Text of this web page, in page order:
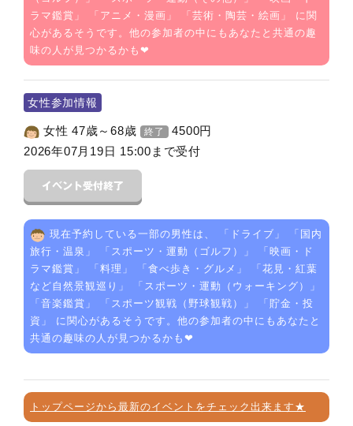
ラマ鑑賞 」 「 アニメ・漫画 」 「 芸術・陶芸・絵画 」 に関
心があるそうです。他の参加者の中にもあなたと共通の趣
味の人が見つかるかも❤
女性参加情報
女性 47歳～68歳 終了 4500円
2026年07月19日 15:00まで受付
現在予約している一部の男性は、 「 ドライブ 」 「 国内
旅行・温泉 」 「 スポーツ・運動（ゴルフ） 」 「 映画・ド
ラマ鑑賞 」 「 料理 」 「 食べ歩き・グルメ 」 「 花見・紅葉
など自然景観巡り 」 「 スポーツ・運動（ウォーキング）
」
「 音楽鑑賞 」 「 スポーツ観戦（野球観戦） 」 「 貯金・投
資 」 に関心があるそうです。他の参加者の中にもあなたと
共通の趣味の人が見つかるかも❤
トップページから最新のイベントをチェック出来ます★